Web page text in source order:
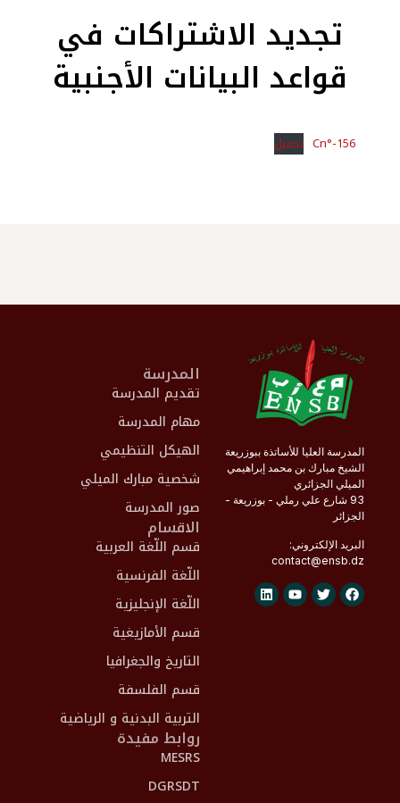
تجديد الاشتراكات في
قواعد البيانات الأجنبية
Cn°-156 تحميل
المدرسة العليا للأساتذة ببوزريعة
الشيخ مبارك بن محمد إبراهيمي
الميلي الجزائري
93 شارع علي رملي - بوزريعة -
الجزائر
البريد الإلكتروني:
contact@ensb.dz
المدرسة
تقديم المدرسة
مهام المدرسة
الهيكل التنظيمي
شخصية مبارك الميلي
صور المدرسة
الاقسام
قسم اللّغة العربية
اللّغة الفرنسية
اللّغة الإنجليزية
قسم الأمازيغية
التاريخ والجغرافيا
قسم الفلسفة
التربية البدنية و الرياضية
روابط مفيدة
MESRS
DGRSDT